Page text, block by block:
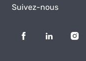
Suivez-nous